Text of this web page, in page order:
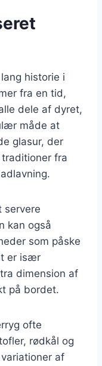
historie i
fra en tid,
dele af dyret,
måde at
glasur, der
fra
servere
kan også
som påske
er især
dimension af
på bordet.
ofte
rødkål og
af